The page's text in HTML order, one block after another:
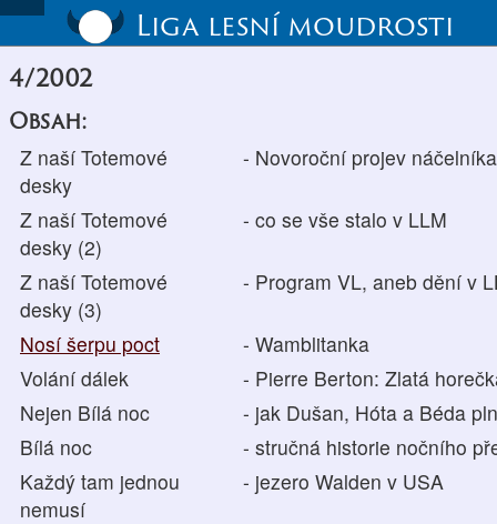
Liga lesní moudrosti
4/2002
Obsah:
Z naší Totemové
desky
- Novoroční projev
Z naší Totemové
desky (2)
- co se vše stalo v LLM
Z naší Totemové
desky (3)
- Program VL, aneb dění v
Nosí šerpu poct
- Wamblitanka
Volání dálek
- Pierre Berton: Zlatá
Nejen Bílá noc
- jak Dušan, Hóta a Béda
Bílá noc
- stručná historie nočního
Každý tam jednou
nemusí
- jezero Walden v USA